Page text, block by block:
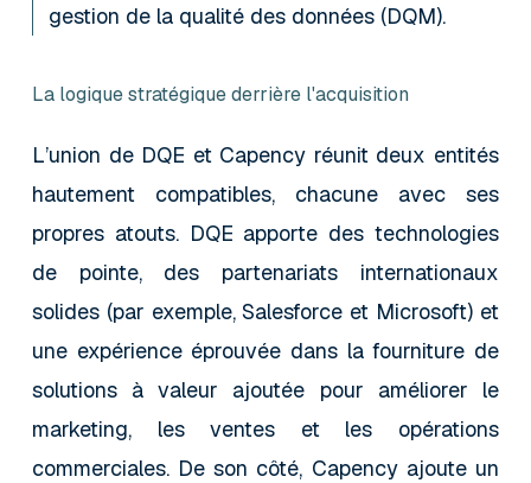
gestion de la qualité des données (DQM).
La logique stratégique derrière l'acquisition
L’union de DQE et Capency réunit deux entités
hautement compatibles, chacune avec ses
propres atouts. DQE apporte des technologies
de pointe, des partenariats internationaux
solides (par exemple, Salesforce et Microsoft) et
une expérience éprouvée dans la fourniture de
solutions à valeur ajoutée pour améliorer le
marketing, les ventes et les opérations
commerciales. De son côté, Capency ajoute un